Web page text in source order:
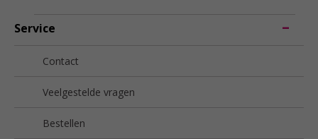
Service
Contact
Veelgestelde vragen
Bestellen